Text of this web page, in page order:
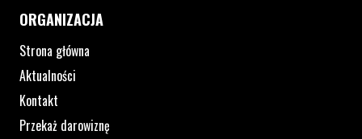
ORGANIZACJA
Strona główna
Aktualności
Kontakt
Przekaż darowiznę